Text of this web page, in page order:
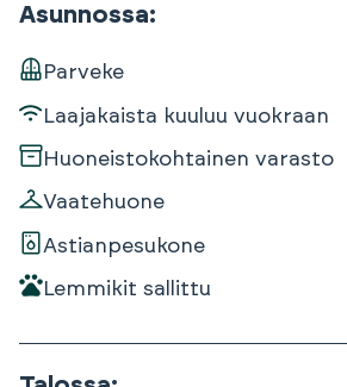
Asunnossa:
Parveke
Laajakaista kuuluu vuokraan
Huoneistokohtainen varasto
Vaatehuone
Astianpesukone
Lemmikit sallittu